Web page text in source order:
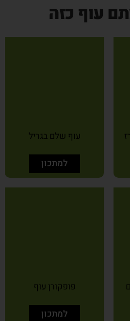
עוף כזה
עוף שלם בגריל
למתכון
פופקורן עוף
למתכון